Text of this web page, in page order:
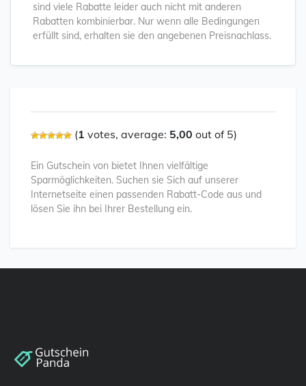
sind viele Rabatte leider auch nicht mit anderen
Rabatten kombinierbar. Nur wenn alle Bedingungen
erfüllt sind, erhalten sie den angebenen Preisnachlass.
(1 votes, average: 5,00 out of 5)
Ein Gutschein von bietet Ihnen vielfältige
Sparmöglichkeiten. Suchen sie Sich auf unserer
Internetseite einen passenden Rabatt-Code aus und
lösen Sie ihn bei Ihrer Bestellung ein.